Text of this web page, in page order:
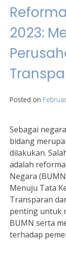
2023:
Posted on
Sebagai
bidang
dilakukan.
adalah
Negara
Menuju Tata
Transparan
penting untuk
BUMN serta
terhadap